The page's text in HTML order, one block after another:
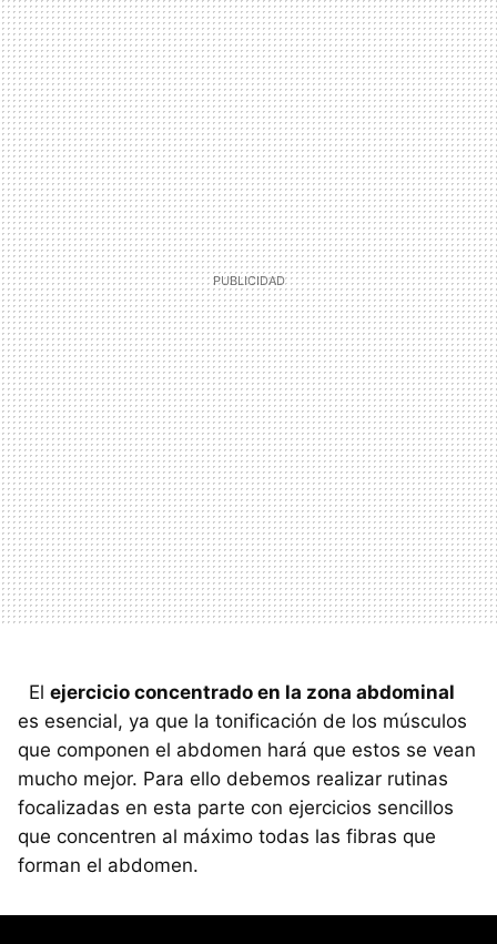
El ejercicio concentrado en la zona abdominal
es esencial, ya que la tonificación de los músculos
que componen el abdomen hará que estos se vean
mucho mejor. Para ello debemos realizar rutinas
focalizadas en esta parte con ejercicios sencillos
que concentren al máximo todas las fibras que
forman el abdomen.